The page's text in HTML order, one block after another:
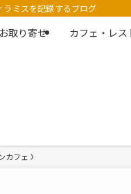
ラミスを記録するブログ
お取り寄せ カフェ・レス
カフェ